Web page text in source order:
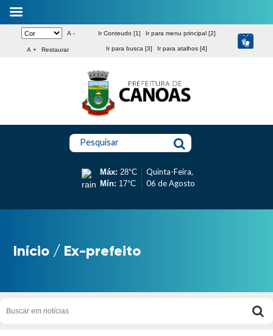
A -
A + Restaurar
Ir Conteudo [1] Ir para menu principal [2]
Ir para busca [3] Ir para atalhos [4]
Pesquisar
Máx: 28°C
Mín: 17°C
Quinta-Feira,
06 de Agosto
Início / Ex-prefeito